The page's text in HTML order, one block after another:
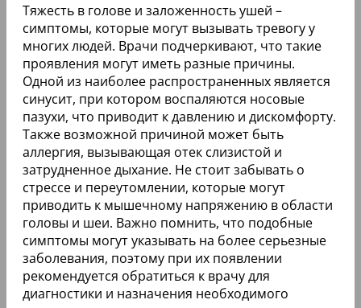
Тяжесть в голове и заложенность ушей –
симптомы, которые могут вызывать тревогу у
многих людей. Врачи подчеркивают, что такие
проявления могут иметь разные причины.
Одной из наиболее распространенных является
синусит, при котором воспаляются носовые
пазухи, что приводит к давлению и дискомфорту.
Также возможной причиной может быть
аллергия, вызывающая отек слизистой и
затрудненное дыхание. Не стоит забывать о
стрессе и переутомлении, которые могут
приводить к мышечному напряжению в области
головы и шеи. Важно помнить, что подобные
симптомы могут указывать на более серьезные
заболевания, поэтому при их появлении
рекомендуется обратиться к врачу для
диагностики и назначения необходимого